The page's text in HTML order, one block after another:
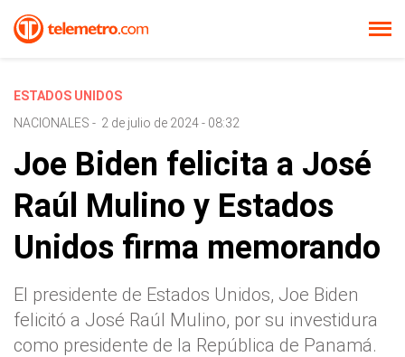
ESTADOS UNIDOS
NACIONALES - 2 de julio de 2024 - 08:32
Joe Biden felicita a José
Raúl Mulino y Estados
Unidos firma memorando
El presidente de Estados Unidos, Joe Biden
felicitó a José Raúl Mulino, por su investidura
como presidente de la República de Panamá.